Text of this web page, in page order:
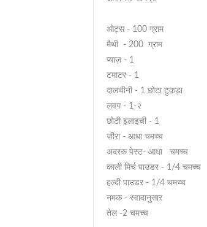
ओट्स - 100 ग्राम
मैथी - 200 ग्राम
प्याज़ - 1
टमाटर - 1
दालचीनी - 1 छोटा टुकड़ा
लवग - 1-२
छोटी इलाइची - 1
जीरा - आधा चमच्च
अदरक पेस्ट- आधा चमच्च
काली मिर्च पाउडर - 1/4 चमच्च
हल्दी पाउडर - 1/4 चमच्च
नमक - स्वादानुसार
तेल -2 चमच्च